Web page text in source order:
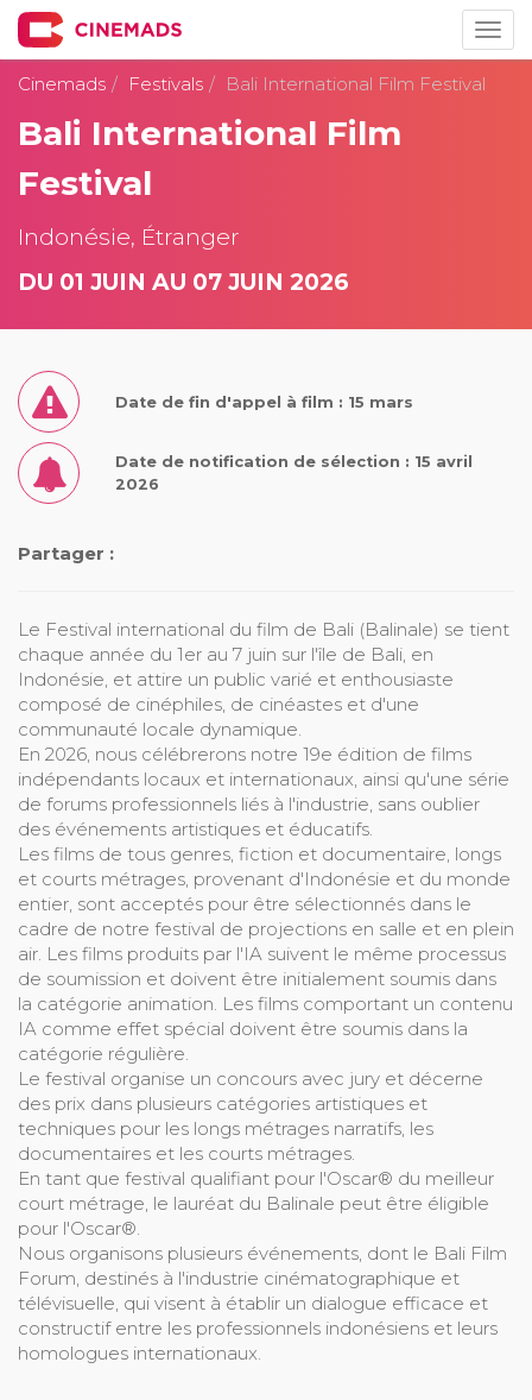
Cinemads
Festivals Bali International Film Festival
Bali International Film
Festival
Indonésie, Étranger
DU 01 JUIN AU 07 JUIN 2026
Date de fin d'appel à film : 15 mars
Date de notification de sélection : 15 avril
2026
Partager :
Le Festival international du film de Bali (Balinale) se tient
chaque année du 1er au 7 juin sur l'île de Bali, en
Indonésie, et attire un public varié et enthousiaste
composé de cinéphiles, de cinéastes et d'une
communauté locale dynamique.
En 2026, nous célébrerons notre 19e édition de films
indépendants locaux et internationaux, ainsi qu'une série
de forums professionnels liés à l'industrie, sans oublier
des événements artistiques et éducatifs.
Les films de tous genres, fiction et documentaire, longs
et courts métrages, provenant d'Indonésie et du monde
entier, sont acceptés pour être sélectionnés dans le
cadre de notre festival de projections en salle et en plein
air. Les films produits par l'IA suivent le même processus
de soumission et doivent être initialement soumis dans
la catégorie animation. Les films comportant un contenu
IA comme effet spécial doivent être soumis dans la
catégorie régulière.
Le festival organise un concours avec jury et décerne
des prix dans plusieurs catégories artistiques et
techniques pour les longs métrages narratifs, les
documentaires et les courts métrages.
En tant que festival qualifiant pour l'Oscar® du meilleur
court métrage, le lauréat du Balinale peut être éligible
pour l'Oscar®.
Nous organisons plusieurs événements, dont le Bali Film
Forum, destinés à l'industrie cinématographique et
télévisuelle, qui visent à établir un dialogue efficace et
constructif entre les professionnels indonésiens et leurs
homologues internationaux.